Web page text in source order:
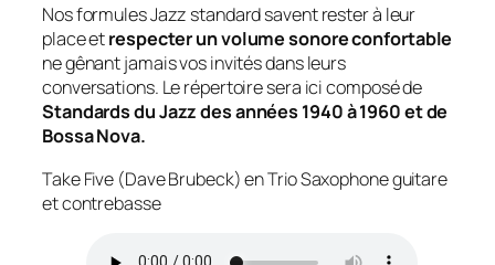
Nos formules Jazz standard savent rester à leur
place etrespecter un volume sonore confortable
ne gênant jamais vos invités dans leurs
conversations. Le répertoire sera ici composé de
Standards du Jazz des années 1940 à 1960 et de
Bossa Nova.
Take Five (Dave Brubeck) en Trio Saxophone guitare
et contrebasse